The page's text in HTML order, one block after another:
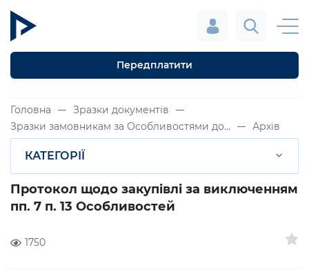
Передплатити
Головна
Зразки документів
Зразки замовникам за Особливостями до...
Архів
КАТЕГОРІЇ
Протокол щодо закупівлі за виключенням
пп. 7 п. 13 Особливостей
1750